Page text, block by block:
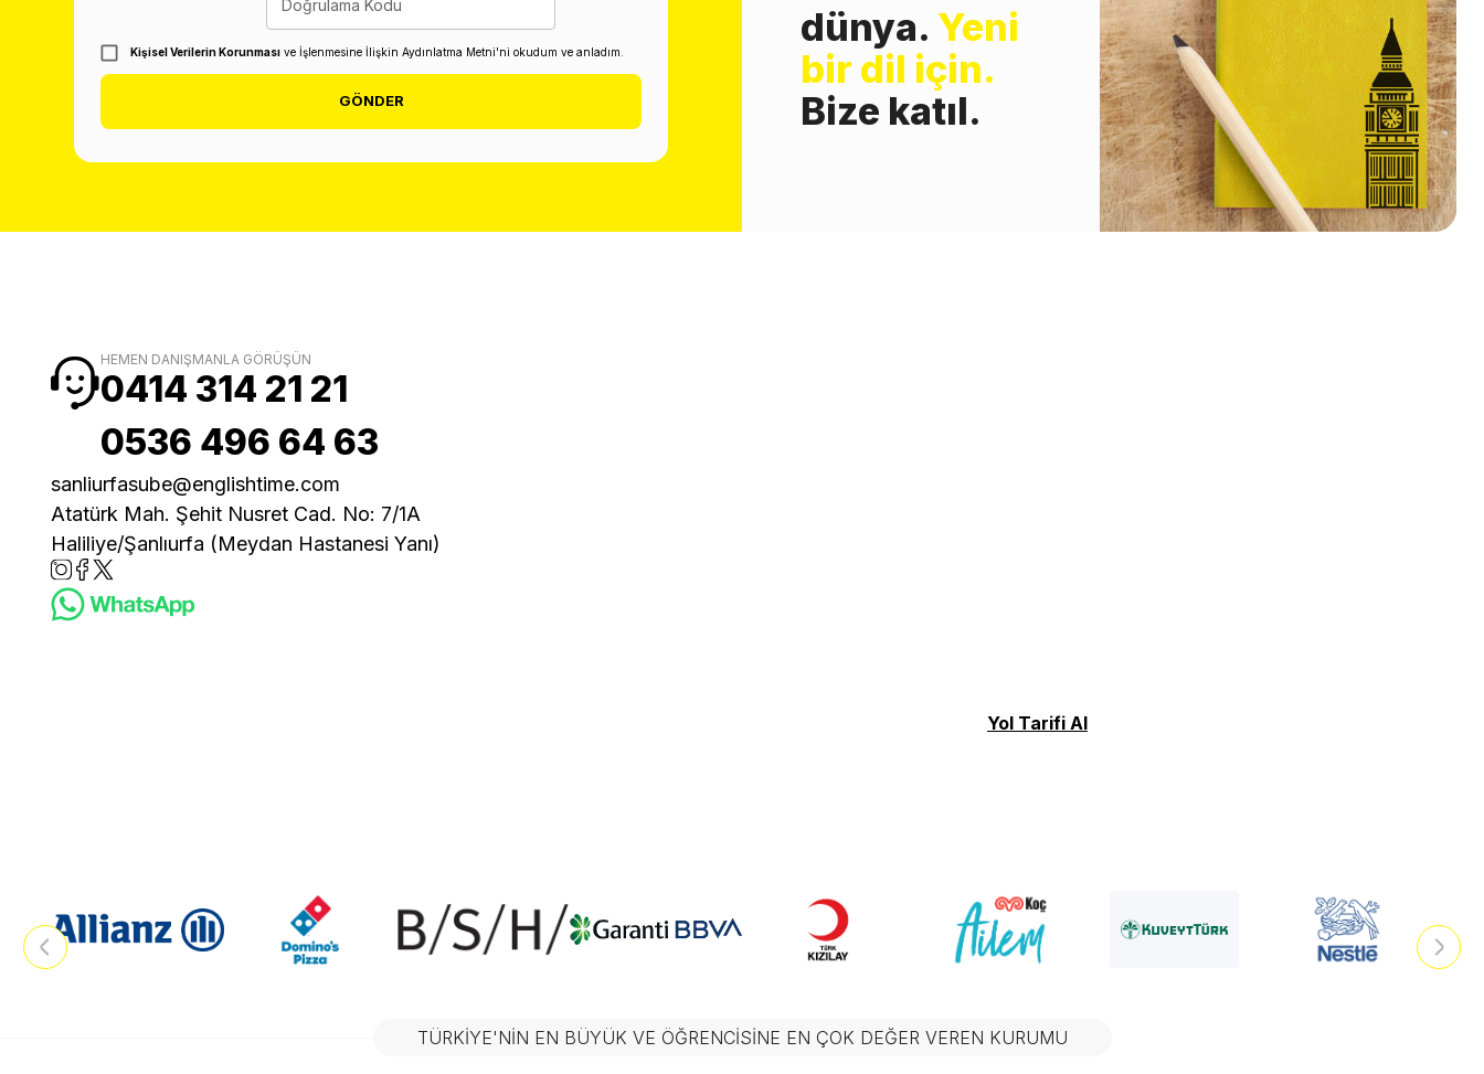
Doğrulama Kodu
Kişisel Verilerin Korunması ve İşlenmesine İlişkin Aydınlatma Metni'ni okudum ve anladım.
GÖNDER
dünya. Yeni
bir dil için.
Bize katıl.
HEMEN DANIŞMANLA GÖRÜŞÜN
0414 314 21 21
0536 496 64 63
sanliurfasube@englishtime.com
Atatürk Mah. Şehit Nusret Cad. No: 7/1A
Haliliye/Şanlıurfa (Meydan Hastanesi Yanı)
Yol Tarifi Al
TÜRKIYE'NIN EN BÜYÜK VE ÖĞRENCISINE EN ÇOK DEĞER VEREN KURUMU